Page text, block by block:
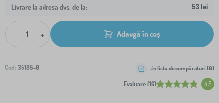
Livrare la adresa dvs. de la: 53 lei
- + Adaugă în coș
Cod: 35185-0
Evaluare (16) 4.5
+în lista de cumpărături (0)